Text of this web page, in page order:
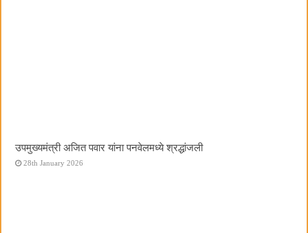
उपमुख्यमंत्री अजित पवार यांना पनवेलमध्ये श्रद्धांजली
28th January 2026